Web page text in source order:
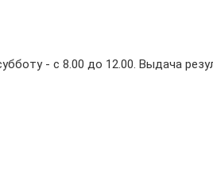
- с 8.00 до 12.00. Выдача